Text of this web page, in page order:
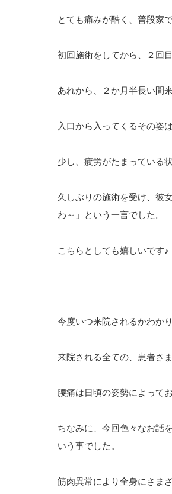
とても痛みが酷く、普段家
初回施術をしてから、２回
あれから、２か月半長い間
入口から入ってくるその姿
少し、疲労がたまっている
久しぶりの施術を受け、彼
わ～」という一言でした。
こちらとしても嬉しいです♪
今度いつ来院されるかわか
来院される全ての、患者さ
腰痛は日頃の姿勢によって
ちなみに、今回色々なお話
いう事でした。
筋肉異常により全身にさま